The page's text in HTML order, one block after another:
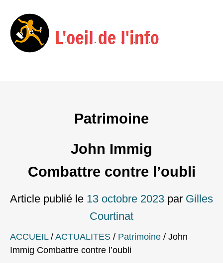
Patrimoine
John Immig
Combattre contre l’oubli
Article publié le 13 octobre 2023 par Gilles
Courtinat
ACCUEIL/ ACTUALITES / Patrimoine / John
Immig Combattre contre l’oubli